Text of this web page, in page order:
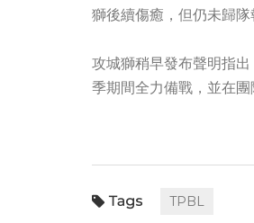
獅後續傷癒，但仍未歸
攻城獅稍早發布聲明指
季期間全力備戰，並在
TPBL